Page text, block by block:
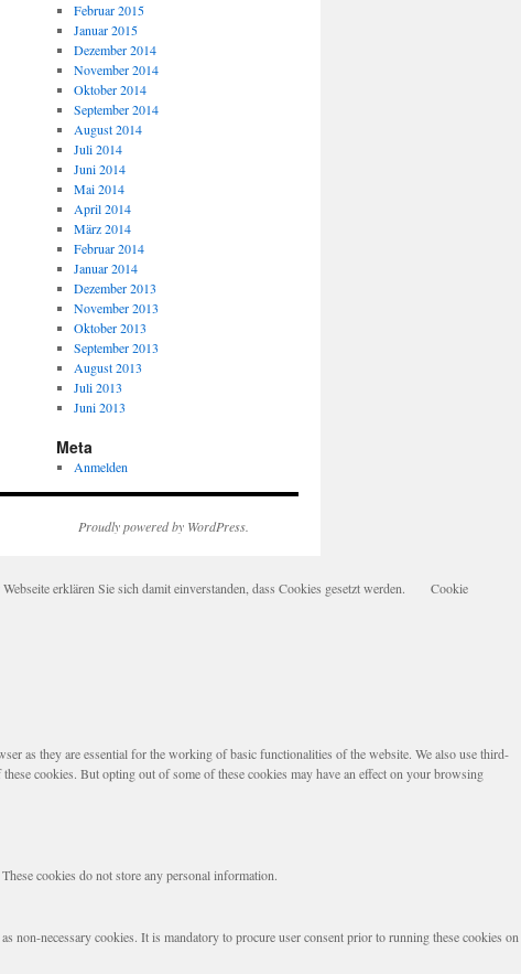
Februar 2015
Januar 2015
Dezember 2014
November 2014
Oktober 2014
September 2014
August 2014
Juli 2014
Juni 2014
Mai 2014
April 2014
März 2014
Februar 2014
Januar 2014
Dezember 2013
November 2013
Oktober 2013
September 2013
August 2013
Juli 2013
Juni 2013
Meta
Anmelden
Proudly powered by WordPress.
erklären Sie sich damit einverstanden, dass Cookies gesetzt werden.
Cookie
as they are essential for the working of basic functionalities of the website. We also use third-
cookies. But opting out of some of these cookies may have an effect on your browsing
cookies do not store any personal information.
non-necessary cookies. It is mandatory to procure user consent prior to running these cookies on